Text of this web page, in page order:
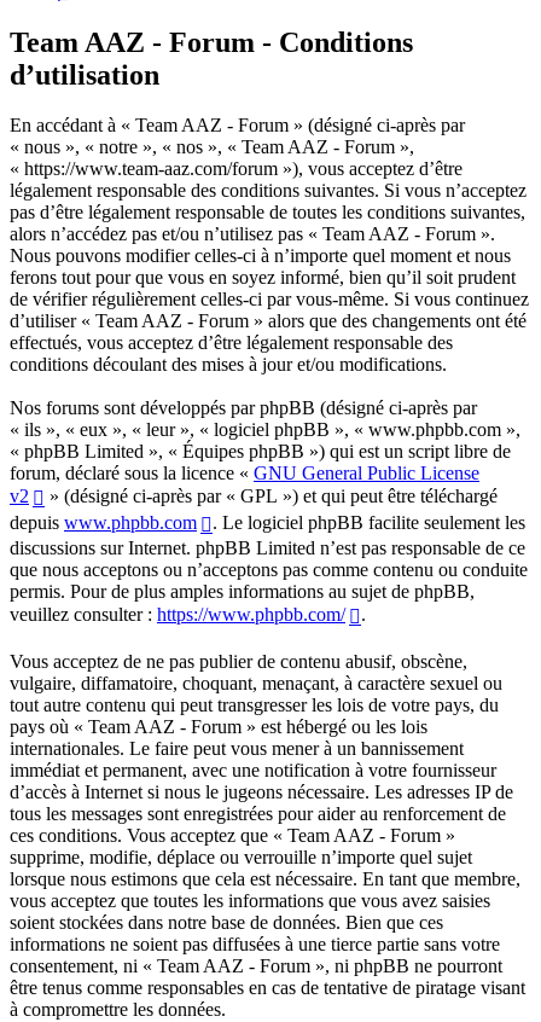
Team AAZ - Forum - Conditions
d’utilisation
En accédant à « Team AAZ - Forum » (désigné ci-après par
« nous », « notre », « nos », « Team AAZ - Forum »,
« https://www.team-aaz.com/forum »), vous acceptez d’être
légalement responsable des conditions suivantes. Si vous n’acceptez
pas d’être légalement responsable de toutes les conditions suivantes,
alors n’accédez pas et/ou n’utilisez pas « Team AAZ - Forum ».
Nous pouvons modifier celles-ci à n’importe quel moment et nous
ferons tout pour que vous en soyez informé, bien qu’il soit prudent
de vérifier régulièrement celles-ci par vous-même. Si vous continuez
d’utiliser « Team AAZ - Forum » alors que des changements ont été
effectués, vous acceptez d’être légalement responsable des
conditions découlant des mises à jour et/ou modifications.
Nos forums sont développés par phpBB (désigné ci-après par
« ils », « eux », « leur », « logiciel phpBB », « www.phpbb.com »,
« phpBB Limited », « Équipes phpBB ») qui est un script libre de
forum, déclaré sous la licence « GNU General Public License
v2
» (désigné ci-après par « GPL ») et qui peut être téléchargé
depuis www.phpbb.com
. Le logiciel phpBB facilite seulement les
discussions sur Internet. phpBB Limited n’est pas responsable de ce
que nous acceptons ou n’acceptons pas comme contenu ou conduite
permis. Pour de plus amples informations au sujet de phpBB,
veuillez consulter : https://www.phpbb.com/ .
Vous acceptez de ne pas publier de contenu abusif, obscène,
vulgaire, diffamatoire, choquant, menaçant, à caractère sexuel ou
tout autre contenu qui peut transgresser les lois de votre pays, du
pays où « Team AAZ - Forum » est hébergé ou les lois
internationales. Le faire peut vous mener à un bannissement
immédiat et permanent, avec une notification à votre fournisseur
d’accès à Internet si nous le jugeons nécessaire. Les adresses IP de
tous les messages sont enregistrées pour aider au renforcement de
ces conditions. Vous acceptez que « Team AAZ - Forum »
supprime, modifie, déplace ou verrouille n’importe quel sujet
lorsque nous estimons que cela est nécessaire. En tant que membre,
vous acceptez que toutes les informations que vous avez saisies
soient stockées dans notre base de données. Bien que ces
informations ne soient pas diffusées à une tierce partie sans votre
consentement, ni « Team AAZ - Forum », ni phpBB ne pourront
être tenus comme responsables en cas de tentative de piratage visant
à compromettre les données.